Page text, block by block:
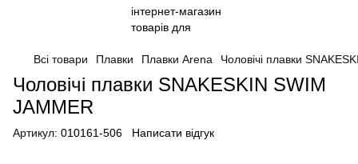
Всі товари Плавки Плавки Arena Чоловічі плавки
Чоловічі плавки SNAKESKIN SWIM
JAMMER
Артикул: 010161-506 Написати відгук